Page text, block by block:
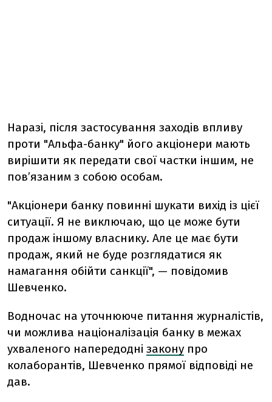
Наразі, після застосування заходів впливу
проти "Альфа-банку" його акціонери мають
вирішити як передати свої частки іншим, не
пов’язаним з собою особам.
"Акціонери банку повинні шукати вихід із цієї
ситуації. Я не виключаю, що це може бути
продаж іншому власнику. Але це має бути
продаж, який не буде розглядатися як
намагання обійти санкції", — повідомив
Шевченко.
Водночас на уточнююче питання журналістів,
чи можлива націоналізація банку в межах
ухваленого напередодні закону про
колаборантів, Шевченко прямої відповіді не
дав.